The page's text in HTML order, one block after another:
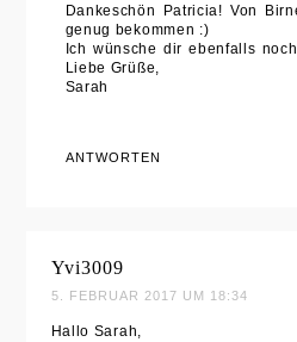
Dankeschön Patricia! Von
genug bekommen :)
Ich wünsche dir ebenfalls
Liebe Grüße,
Sarah
ANTWORTEN
Yvi3009
5. FEBRUAR 2017 UM 18:34
Hallo Sarah,